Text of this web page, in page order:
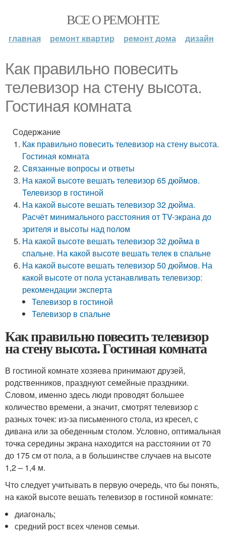
ВСЕ О РЕМОНТЕ
главная ремонт квартир ремонт дома дизайн
Как правильно повесить
телевизор на стену высота.
Гостиная комната
Содержание
Как правильно повесить телевизор на стену высота.
Гостиная комната
Связанные вопросы и ответы
На какой высоте вешать телевизор 65 дюймов.
Телевизор в гостиной
На какой высоте вешать телевизор 32 дюйма.
Расчёт минимального расстояния от TV-экрана до
зрителя и высоты над полом
На какой высоте вешать телевизор 32 дюйма в
спальне. На какой высоте вешать телек в спальне
На какой высоте вешать телевизор 50 дюймов. На
какой высоте от пола устанавливать телевизор:
рекомендации эксперта
Телевизор в гостиной
Телевизор в спальне
Как правильно повесить телевизор
на стену высота. Гостиная комната
В гостиной комнате хозяева принимают друзей,
родственников, празднуют семейные праздники.
Словом, именно здесь люди проводят большее
количество времени, а значит, смотрят телевизор с
разных точек: из-за письменного стола, из кресел, с
дивана или за обеденным столом. Условно, оптимальная
точка середины экрана находится на расстоянии от 70
до 175 см от пола, а в большинстве случаев на высоте
1,2 – 1,4 м.
Что следует учитывать в первую очередь, что бы понять,
на какой высоте вешать телевизор в гостиной комнате:
диагональ;
средний рост всех членов семьи.